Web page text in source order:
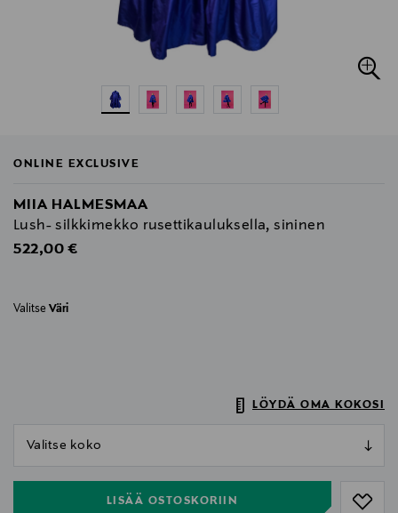
ONLINE EXCLUSIVE
MIIA HALMESMAA
Lush- silkkimekko rusettikauluksella, sininen
Original Price
522,00 €
Valitse Väri
LÖYDÄ OMA KOKOSI
LISÄÄ OSTOSKORIIN